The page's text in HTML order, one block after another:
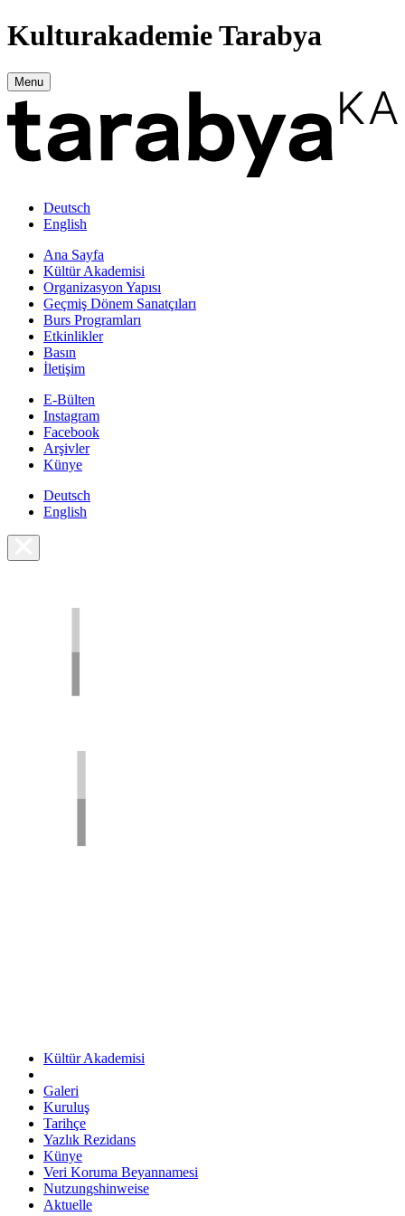
Kulturakademie Tarabya
Menu
Deutsch
English
Ana Sayfa
Kültür Akademisi
Organizasyon Yapısı
Geçmiş Dönem Sanatçıları
Burs Programları
Etkinlikler
Basın
İletişim
E-Bülten
Instagram
Facebook
Arşivler
Künye
Deutsch
English
Kültür Akademisi
Galeri
Kuruluş
Tarihçe
Yazlık Rezidans
Künye
Veri Koruma Beyannamesi
Nutzungshinweise
Aktuelle